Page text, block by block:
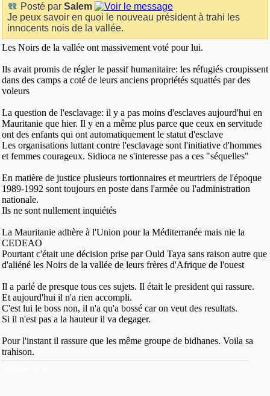
Posté par Salem
Je peux savoir en quoi le nouveau président à trahi les
innocents nois de la vallée.
Les Noirs de la vallée ont massivement voté pour lui.
Ils avait promis de régler le passif humanitaire: les réfugiés croupissent
dans des camps a coté de leurs anciens propriétés squattés par des
voleurs
La question de l'esclavage: il y a pas moins d'esclaves aujourd'hui en
Mauritanie que hier. Il y en a même plus parce que ceux en servitude
ont des enfants qui ont automatiquement le statut d'esclave
Les organisations luttant contre l'esclavage sont l'initiative d'hommes
et femmes courageux. Sidioca ne s'interesse pas a ces "séquelles"
En matière de justice plusieurs tortionnaires et meurtriers de l'époque
1989-1992 sont toujours en poste dans l'armée ou l'administration
nationale.
Ils ne sont nullement inquiétés
La Mauritanie adhère à l'Union pour la Méditerranée mais nie la
CEDEAO
Pourtant c'était une décision prise par Ould Taya sans raison autre que
d'aliéné les Noirs de la vallée de leurs frères d'Afrique de l'ouest
Il a parlé de presque tous ces sujets. Il était le president qui rassure.
Et aujourd'hui il n'a rien accompli.
C'est lui le boss non, il n'a qu'a bossé car on veut des resultats.
Si il n'est pas a la hauteur il va degager.
Pour l'instant il rassure que les même groupe de bidhanes. Voila sa
trahison.